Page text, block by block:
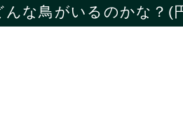
な鳥がいるのかな？(